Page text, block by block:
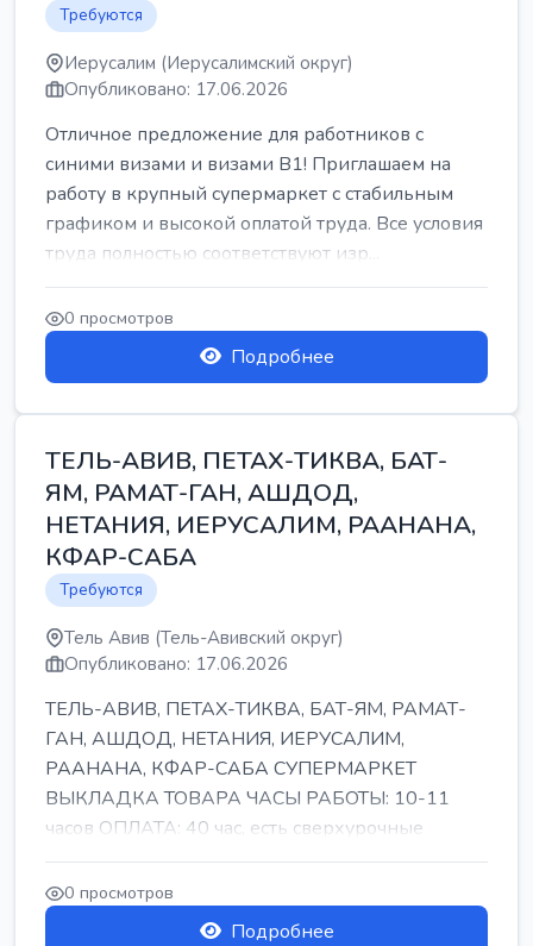
Требуются
Иерусалим (Иерусалимский округ)
Опубликовано: 17.06.2026
Отличное предложение для работников с
синими визами и визами B1! Приглашаем на
работу в крупный супермаркет с стабильным
графиком и высокой оплатой труда. Все условия
труда полностью соответствуют изр...
0 просмотров
Подробнее
ТЕЛЬ-АВИВ, ПЕТАХ-ТИКВА, БАТ-
ЯМ, РАМАТ-ГАН, АШДОД,
НЕТАНИЯ, ИЕРУСАЛИМ, РААНАНА,
КФАР-САБА
Требуются
Тель Авив (Тель-Авивский округ)
Опубликовано: 17.06.2026
ТЕЛЬ-АВИВ, ПЕТАХ-ТИКВА, БАТ-ЯМ, РАМАТ-
ГАН, АШДОД, НЕТАНИЯ, ИЕРУСАЛИМ,
РААНАНА, КФАР-САБА СУПЕРМАРКЕТ
ВЫКЛАДКА ТОВАРА ЧАСЫ РАБОТЫ: 10-11
часов ОПЛАТА: 40 час, есть сверхурочные
ПИТАНИЕ ЕСТЬ Для синих б...
0 просмотров
Подробнее